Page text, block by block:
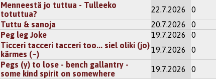
Menneestä jo tuttua - Tulleeko
totuttua?
22.7.2026 0
Tuttu & sanoja 20.7.2026 0
Peg leg Joke 19.7.2026 0
Ticceri tacceri tacceri too... siel oliki (jo)
kärmes (~)
19.7.2026 0
Pegs (y) to lose - bench gallantry -
some kind spirit on somewhere
19.7.2026 0